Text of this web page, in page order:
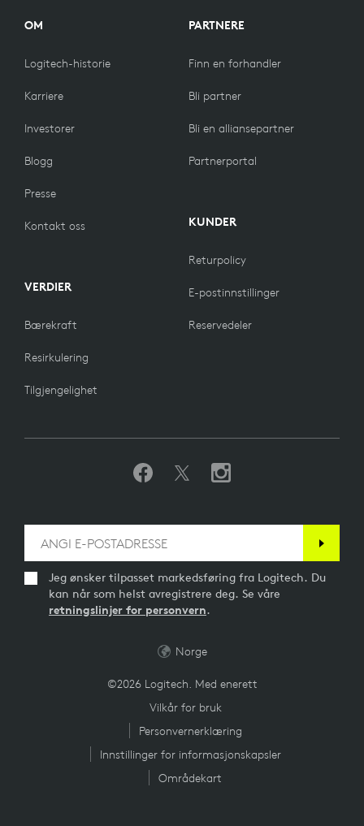
OM
Logitech-historie
Karriere
Investorer
Blogg
Presse
Kontakt oss
VERDIER
Bærekraft
Resirkulering
Tilgjengelighet
PARTNERE
Finn en forhandler
Bli partner
Bli en alliansepartner
Partnerportal
KUNDER
Returpolicy
E-postinnstillinger
Reservedeler
Jeg ønsker tilpasset markedsføring fra Logitech. Du
kan når som helst avregistrere deg. Se våre
retningslinjer for personvern.
©2026 Logitech. Med enerett
Vilkår for bruk
Personvernerklæring
Innstillinger for informasjonskapsler
Områdekart
Norge